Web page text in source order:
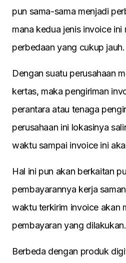
pun sama-sama menjadi
mana kedua jenis invoice ini
perbedaan yang cukup jauh.
Dengan suatu perusahaan
kertas, maka pengiriman
perantara atau tenaga
perusahaan ini lokasinya
waktu sampai invoice ini
Hal ini pun akan berkaitan
pembayarannya kerja
waktu terkirim invoice akan
pembayaran yang dilakukan.
Berbeda dengan produk